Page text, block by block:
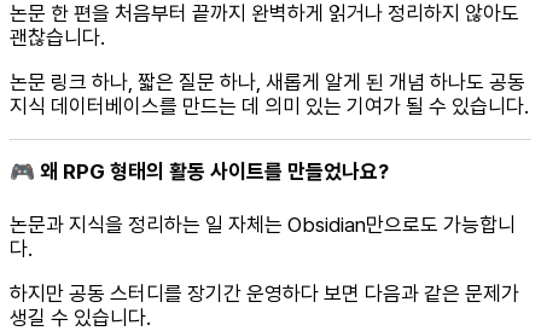
논문 한 편을 처음부터 끝까지 완벽하게 읽거나 정리하지 않아도
괜찮습니다.
논문 링크 하나, 짧은 질문 하나, 새롭게 알게 된 개념 하나도 공동
지식 데이터베이스를 만드는 데 의미 있는 기여가 될 수 있습니다.
🎮 왜 RPG 형태의 활동 사이트를 만들었나요?
논문과 지식을 정리하는 일 자체는 Obsidian만으로도 가능합니
다.
하지만 공동 스터디를 장기간 운영하다 보면 다음과 같은 문제가
생길 수 있습니다.